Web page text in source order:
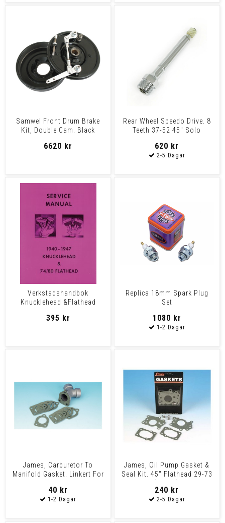
Samwel Front Drum Brake
Kit, Double Cam. Black
6620 kr
Rear Wheel Speedo Drive. 8
Teeth 37-52 45" Solo
620 kr
Verkstadshandbok
Knucklehead &Flathead
395 kr
Replica 18mm Spark Plug
Set
1080 kr
James, Carburetor To
Manifold Gasket. Linkert For
40 kr
James, Oil Pump Gasket &
Seal Kit. 45" Flathead 29-73
240 kr